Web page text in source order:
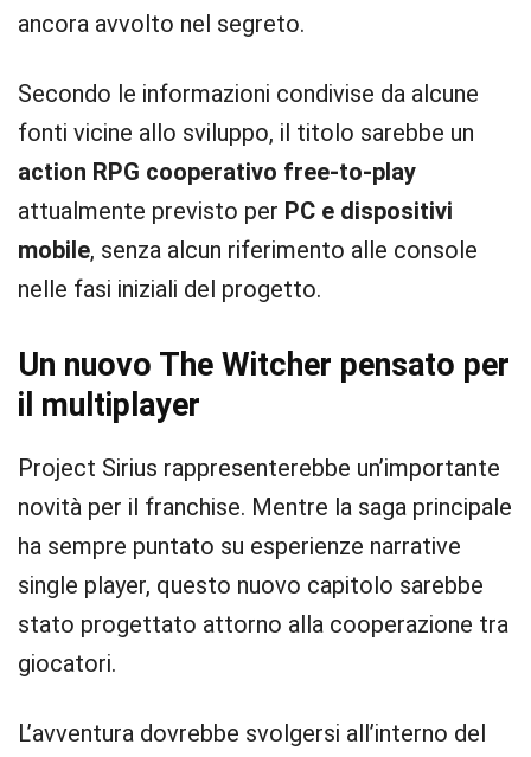
ancora avvolto nel segreto.
Secondo le informazioni condivise da alcune
fonti vicine allo sviluppo, il titolo sarebbe un
action RPG cooperativo free-to-play
attualmente previsto per PC e dispositivi
mobile, senza alcun riferimento alle console
nelle fasi iniziali del progetto.
Un nuovo The Witcher pensato per
il multiplayer
Project Sirius rappresenterebbe un’importante
novità per il franchise. Mentre la saga principale
ha sempre puntato su esperienze narrative
single player, questo nuovo capitolo sarebbe
stato progettato attorno alla cooperazione tra
giocatori.
L’avventura dovrebbe svolgersi all’interno del